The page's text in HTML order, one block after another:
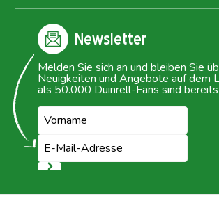
Newsletter
Melden Sie sich an und bleiben Sie
Neuigkeiten und Angebote auf dem
als 50.000 Duinrell-Fans sind